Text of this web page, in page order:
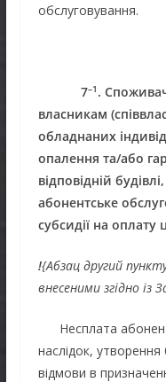
обслуговування.
7–1 .
власникам
обладнаних
опалення та/або
відповідній
абонентське
субсидії на оплату
!{Абзац другий
внесеними згідно із
Несплата
наслідок,
відмови в